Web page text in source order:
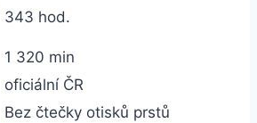
343 hod.
1 320 min
oficiální ČR
Bez čtečky otisků prstů